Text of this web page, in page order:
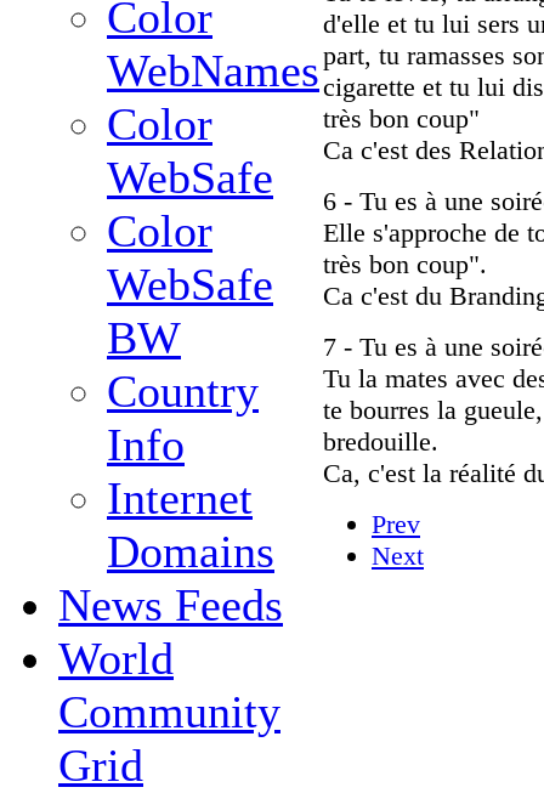
Color
WebNames
Color
WebSafe
Color
WebSafe
BW
Country
Info
Internet
Domains
News Feeds
World
Community
Grid
d'elle et tu lui sers
part, tu ramasses
cigarette et tu lui
très bon coup"
Ca c'est des
6 - Tu es à une
Elle s'approche de
très bon coup".
Ca c'est du
7 - Tu es à une
Tu la mates avec
te bourres la
bredouille.
Ca, c'est la réalité
Prev
Next